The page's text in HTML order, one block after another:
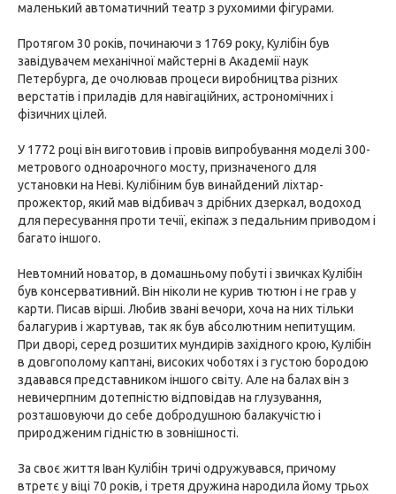
маленький автоматичний театр з рухомими фігурами.
Протягом 30 років, починаючи з 1769 року, Кулібін був
завідувачем механічної майстерні в Академії наук
Петербурга, де очолював процеси виробництва різних
верстатів і приладів для навігаційних, астрономічних і
фізичних цілей.
У 1772 році він виготовив і провів випробування моделі 300-
метрового одноарочного мосту, призначеного для
установки на Неві. Кулібіним був винайдений ліхтар-
прожектор, який мав відбивач з дрібних дзеркал, водоход
для пересування проти течії, екіпаж з педальним приводом і
багато іншого.
Невтомний новатор, в домашньому побуті і звичках Кулібін
був консервативний. Він ніколи не курив тютюн і не грав у
карти. Писав вірші. Любив звані вечори, хоча на них тільки
балагурив і жартував, так як був абсолютним непитущим.
При дворі, серед розшитих мундирів західного крою, Кулібін
в довгополому каптані, високих чоботях і з густою бородою
здавався представником іншого світу. Але на балах він з
невичерпним дотепністю відповідав на глузування,
розташовуючи до себе добродушною балакучістю і
природженим гідністю в зовнішності.
За своє життя Іван Кулібін тричі одружувався, причому
втретє у віці 70 років, і третя дружина народила йому трьох